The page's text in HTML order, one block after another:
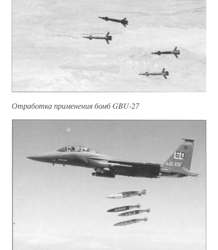
Отработка применения бомб GBU-27